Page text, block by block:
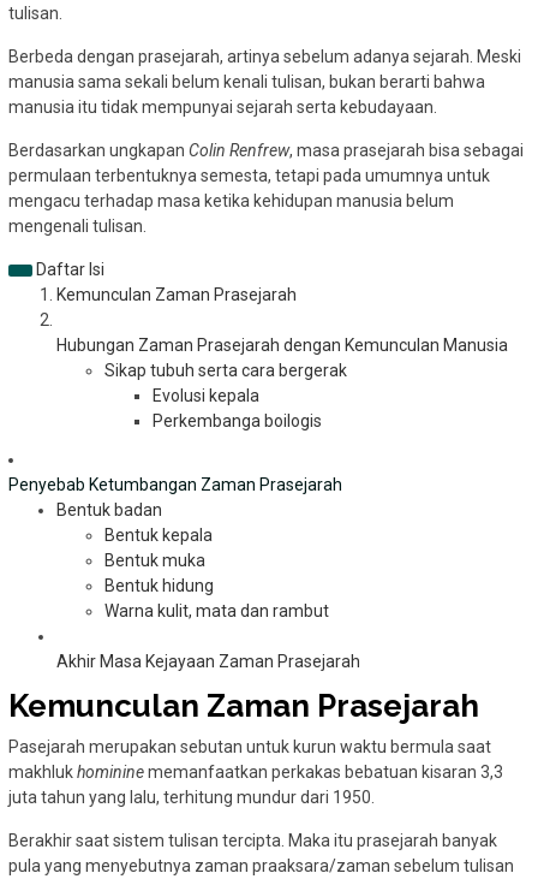
tulisan.
Berbeda dengan prasejarah, artinya sebelum adanya sejarah. Meski
manusia sama sekali belum kenali tulisan, bukan berarti bahwa
manusia itu tidak mempunyai sejarah serta kebudayaan.
Berdasarkan ungkapan Colin Renfrew, masa prasejarah bisa sebagai
permulaan terbentuknya semesta, tetapi pada umumnya untuk
mengacu terhadap masa ketika kehidupan manusia belum
mengenali tulisan.
Daftar Isi
Kemunculan Zaman Prasejarah
Hubungan Zaman Prasejarah dengan Kemunculan Manusia
Sikap tubuh serta cara bergerak
Evolusi kepala
Perkembanga boilogis
Penyebab Ketumbangan Zaman Prasejarah
Bentuk badan
Bentuk kepala
Bentuk muka
Bentuk hidung
Warna kulit, mata dan rambut
Akhir Masa Kejayaan Zaman Prasejarah
Kemunculan Zaman Prasejarah
Pasejarah merupakan sebutan untuk kurun waktu bermula saat
makhlukhomininememanfaatkan perkakas bebatuan kisaran 3,3
juta tahun yang lalu, terhitung mundur dari 1950.
Berakhir saat sistem tulisan tercipta. Maka itu prasejarah banyak
pula yang menyebutnya zaman praaksara/zaman sebelum tulisan